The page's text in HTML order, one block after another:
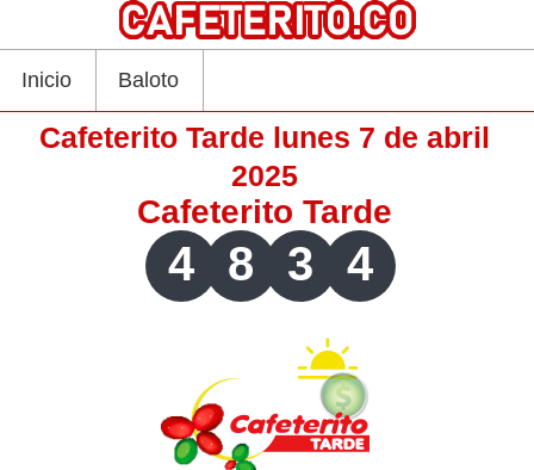
Inicio Baloto
Cafeterito Tarde lunes 7 de abril
2025
Cafeterito Tarde
4 8 3 4